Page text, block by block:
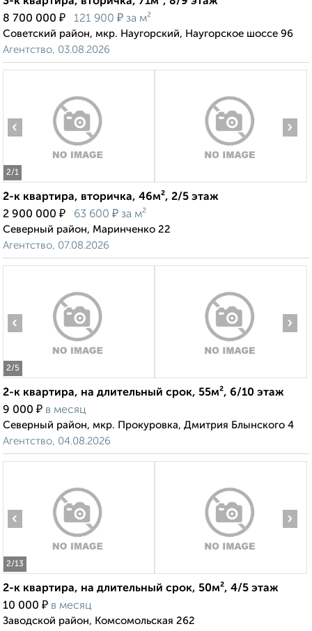
8 700 000 ₽ 121 900 ₽ за м²
Советский район, мкр. Наугорский, Наугорское шоссе 96
Агентство, 03.08.2026
2/1
‹ ›
2-к квартира, вторичка, 46м², 2/5 этаж
2 900 000 ₽ 63 600 ₽ за м²
Северный район, Маринченко 22
Агентство, 07.08.2026
2/5
‹ ›
2-к квартира, на длительный срок, 55м², 6/10 этаж
9 000 ₽ в месяц
Северный район, мкр. Прокуровка, Дмитрия Блынского 4
Агентство, 04.08.2026
2/13
‹ ›
2-к квартира, на длительный срок, 50м², 4/5 этаж
10 000 ₽ в месяц
Заводской район, Комсомольская 262